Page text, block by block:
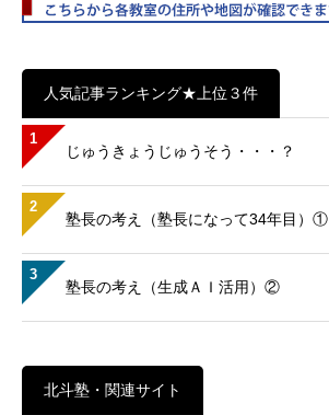
人気記事ランキング★上位３件
1
じゅうきょうじゅうそう・・・？
2
塾長の考え（塾長になって34年目）①
3
塾長の考え（生成ＡＩ活用）②
北斗塾・関連サイト